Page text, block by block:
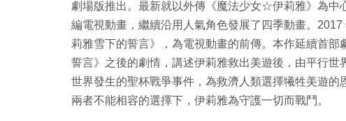
劇場版推出。最新就以外傳《魔法少女☆伊莉雅》為中
編電視動畫，繼續沿用人氣角色發展了四季動畫。
莉雅雪下的誓言》，為電視動畫的前傳。本作延續首
誓言》之後的劇情，講述伊莉雅救出美遊後，由平行
世界發生的聖杯戰爭事件，為救濟人類選擇犧牲美遊
兩者不能相容的選擇下，伊莉雅為守護一切而戰鬥。